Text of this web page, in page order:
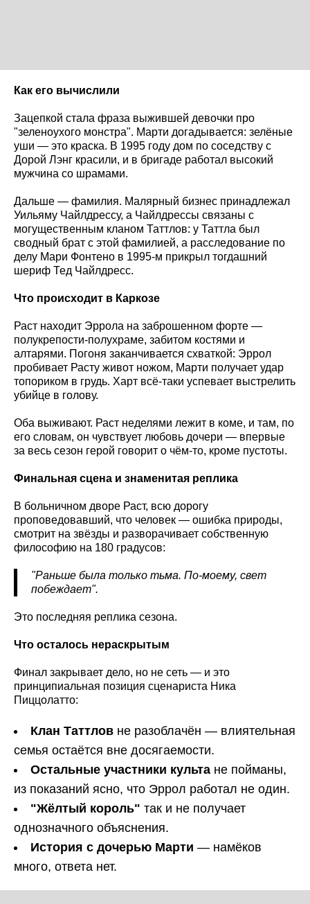
Как его вычислили
Зацепкой стала фраза выжившей девочки про
"зеленоухого монстра". Марти догадывается: зелёные
уши — это краска. В 1995 году дом по соседству с
Дорой Лэнг красили, и в бригаде работал высокий
мужчина со шрамами.
Дальше — фамилия. Малярный бизнес принадлежал
Уильяму Чайлдрессу, а Чайлдрессы связаны с
могущественным кланом Таттлов: у Таттла был
сводный брат с этой фамилией, а расследование по
делу Мари Фонтено в 1995-м прикрыл тогдашний
шериф Тед Чайлдресс.
Что происходит в Каркозе
Раст находит Эррола на заброшенном форте —
полукрепости-полухраме, забитом костями и
алтарями. Погоня заканчивается схваткой: Эррол
пробивает Расту живот ножом, Марти получает удар
топориком в грудь. Харт всё-таки успевает выстрелить
убийце в голову.
Оба выживают. Раст неделями лежит в коме, и там, по
его словам, он чувствует любовь дочери — впервые
за весь сезон герой говорит о чём-то, кроме пустоты.
Финальная сцена и знаменитая реплика
В больничном дворе Раст, всю дорогу
проповедовавший, что человек — ошибка природы,
смотрит на звёзды и разворачивает собственную
философию на 180 градусов:
"Раньше была только тьма. По-моему, свет
побеждает".
Это последняя реплика сезона.
Что осталось нераскрытым
Финал закрывает дело, но не сеть — и это
принципиальная позиция сценариста Ника
Пиццолатто:
Клан Таттлов не разоблачён — влиятельная
семья остаётся вне досягаемости.
Остальные участники культа не пойманы,
из показаний ясно, что Эррол работал не один.
"Жёлтый король" так и не получает
однозначного объяснения.
История с дочерью Марти — намёков
много, ответа нет.